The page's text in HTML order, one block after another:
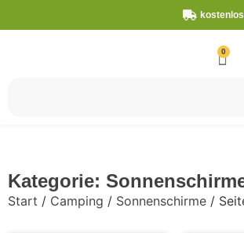
0
Kategorie:
Start / Camping / Sonnenschirme /